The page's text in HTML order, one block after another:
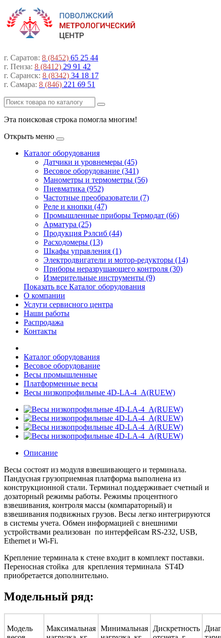
г. Саратов: 8 (8452) 65 25 44
г. Пенза: 8 (8412) 29 91 42
г. Саранск: 8 (8342) 34 18 17
г. Самара: 8 (846) 221 69 51
Эта поисковая строка помогла многим!
Открыть меню
Каталог оборудования
Датчики и уровнемеры (45)
Весовое оборудование (341)
Манометры и термометры (56)
Пневматика (952)
Частотные преобразователи (7)
Реле и кнопки (47)
Промышленные приборы Термодат (66)
Арматура (25)
Продукция Рэлсиб (44)
Расходомеры (13)
Шкафы управления (1)
Электродвигатели и мотор-редукторы (14)
Приборы неразрушающего контроля (30)
Измерительные инструменты (9)
Показать все Каталог оборудования
О компании
Услуги сервисного центра
Наши работы
Распродажа
Контакты
Каталог оборудования
Весовое оборудование
Весы промышленные
Платформенные весы
Весы низкопрофильные 4D-LA-4_A(RUEW)
Описание
Весы состоят из модуля взвешивающего и терминала.
Пандусная грузоприемная платформа выполнена из
конструкционной стали. Терминал поддерживает счетный и
дозаторный режимы работы. Режимы процентного
взвешивания, контроля массы (компараторный) и
взвешивания подвижных грузов. Весы легко интегрируются
в системы учета. Обмен информацией с внешними
устройствами реализован по интерфейсам RS-232, USB,
Ethernet и Wi-Fi.
Крепление терминала к стене входит в комплект поставки.
Переносная стойка для крепления терминала ST4D
приобретается дополнительно.
Модельный ряд:
Модель
Максимальная Минимальная
Дискретность